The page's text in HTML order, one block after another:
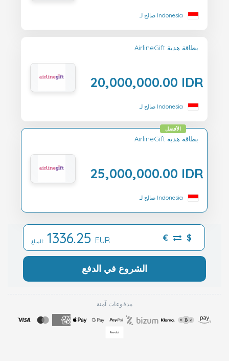
صالح لـ Indonesia
AirlineGift بطاقة هدية
20,000,000.00 IDR
صالح لـ Indonesia
AirlineGift بطاقة هدية
25,000,000.00 IDR
الأفضل
صالح لـ Indonesia
المبلغ: 1336.25 EUR € $
الشروع في الدفع
مدفوعات آمنة